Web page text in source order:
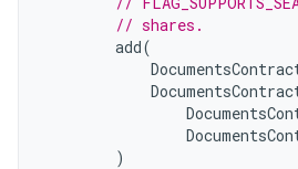
// shares.
add(
)